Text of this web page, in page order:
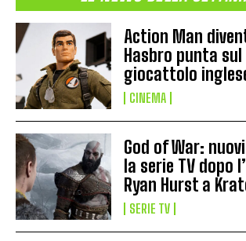
Action Man
Hasbro punta
giocattolo
CINEMA
God of War:
la serie TV dopo
Ryan Hurst a
SERIE TV